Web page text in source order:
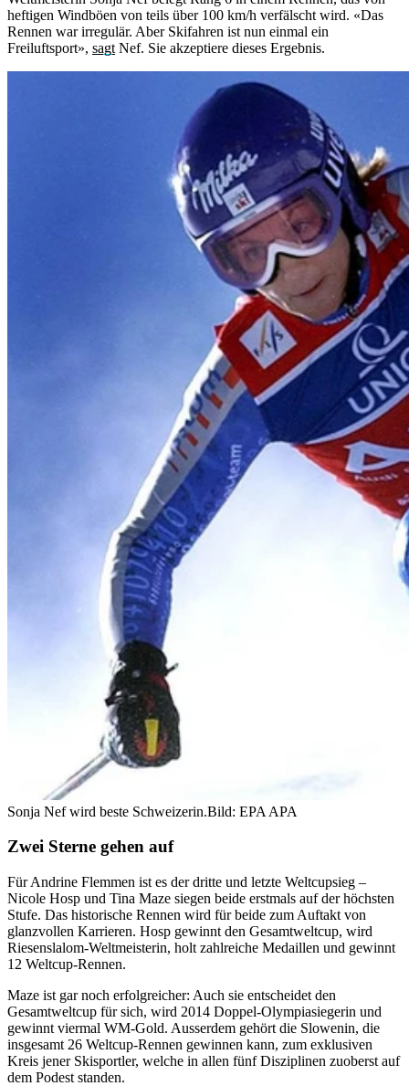
heftigen Windböen von teils über 100 km/h verfälscht wird. «Das
Rennen war irregulär. Aber Skifahren ist nun einmal ein
Freiluftsport», sagt Nef. Sie akzeptiere dieses Ergebnis.
Sonja Nef wird beste Schweizerin.Bild: EPA APA
Zwei Sterne gehen auf
Für Andrine Flemmen ist es der dritte und letzte Weltcupsieg –
Nicole Hosp und Tina Maze siegen beide erstmals auf der höchsten
Stufe. Das historische Rennen wird für beide zum Auftakt von
glanzvollen Karrieren. Hosp gewinnt den Gesamtweltcup, wird
Riesenslalom-Weltmeisterin, holt zahlreiche Medaillen und gewinnt
12 Weltcup-Rennen.
Maze ist gar noch erfolgreicher: Auch sie entscheidet den
Gesamtweltcup für sich, wird 2014 Doppel-Olympiasiegerin und
gewinnt viermal WM-Gold. Ausserdem gehört die Slowenin, die
insgesamt 26 Weltcup-Rennen gewinnen kann, zum exklusiven
Kreis jener Skisportler, welche in allen fünf Disziplinen zuoberst auf
dem Podest standen.